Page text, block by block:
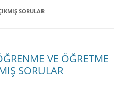
SORULAR
VE ÖĞRETME
SORULAR